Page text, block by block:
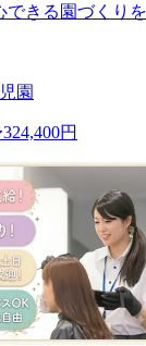
できる園づくり
園
円